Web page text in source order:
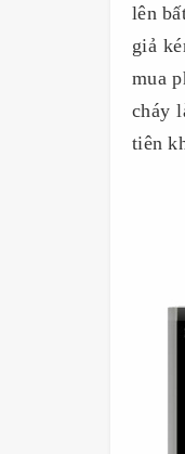
lên
giả
mua
cháy
tiên